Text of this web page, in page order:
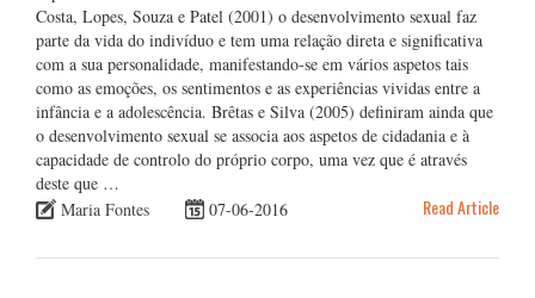
Costa, Lopes, Souza e Patel (2001) o desenvolvimento sexual faz
parte da vida do indivíduo e tem uma relação direta e significativa
com a sua personalidade, manifestando-se em vários aspetos tais
como as emoções, os sentimentos e as experiências vividas entre a
infância e a adolescência. Brêtas e Silva (2005) definiram ainda que
o desenvolvimento sexual se associa aos aspetos de cidadania e à
capacidade de controlo do próprio corpo, uma vez que é através
deste que …
Maria Fontes
07-06-2016 Read Article